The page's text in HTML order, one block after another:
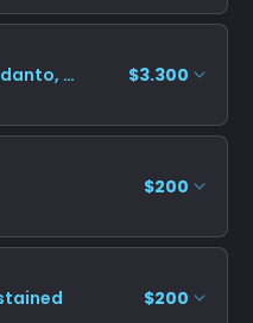
Legion's Landing // Adanto, the First Fort $3.300
$200
$200